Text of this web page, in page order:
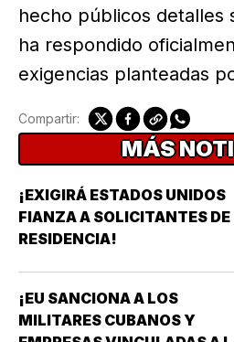
hecho públicos detalles
ha respondido
exigencias planteadas
Compartir:
MÁS
¡EXIGIRÁ ESTADOS UNIDOS
FIANZA A SOLICITANTES DE
RESIDENCIA!
¡EU SANCIONA A LOS
MILITARES CUBANOS Y